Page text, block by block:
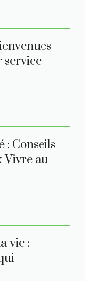
service
: Conseils
Vivre au
vie :